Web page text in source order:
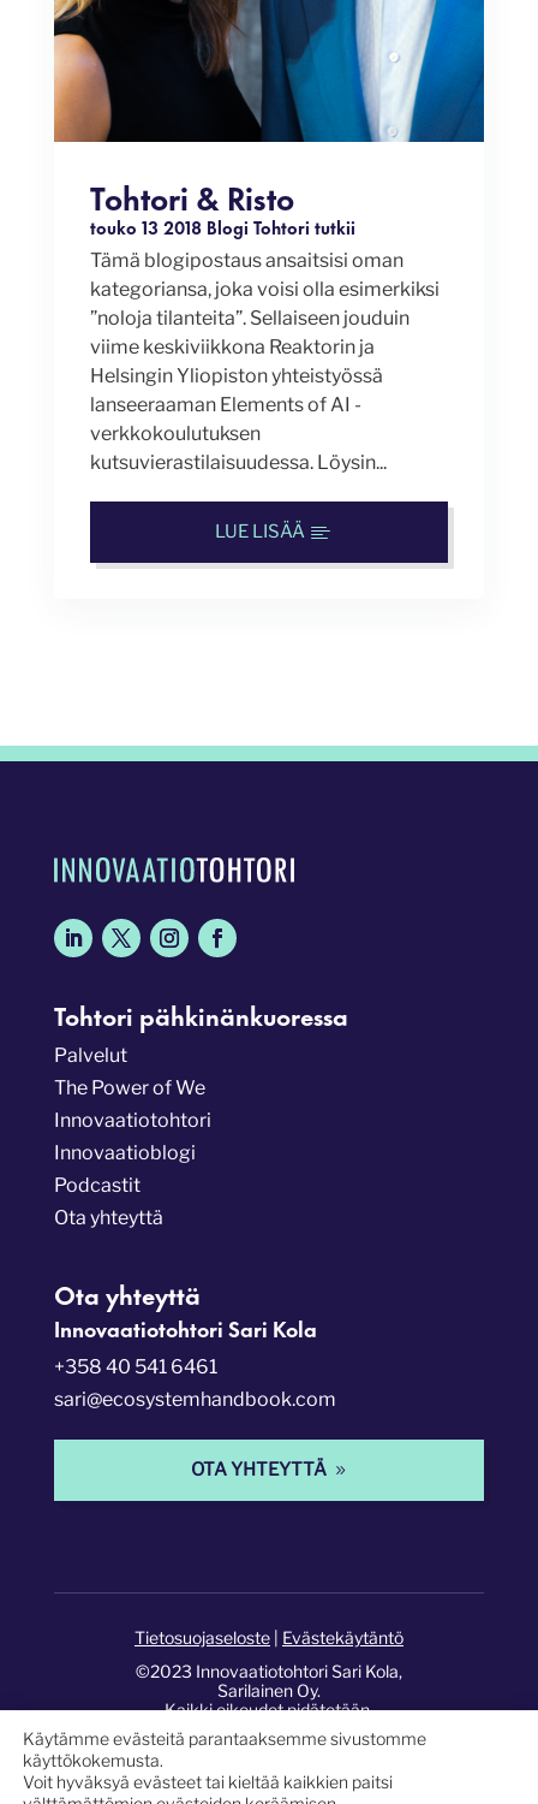
Tohtori & Risto
touko 13 2018 Blogi Tohtori tutkii
Tämä blogipostaus ansaitsisi oman
kategoriansa, joka voisi olla esimerkiksi
”noloja tilanteita”. Sellaiseen jouduin
viime keskiviikkona Reaktorin ja
Helsingin Yliopiston yhteistyössä
lanseeraaman Elements of AI -
verkkokoulutuksen
kutsuvierastilaisuudessa. Löysin...
LUE LISÄÄ
Tohtori pähkinänkuoressa
Palvelut
The Power of We
Innovaatiotohtori
Innovaatioblogi
Podcastit
Ota yhteyttä
Ota yhteyttä
Innovaatiotohtori Sari Kola
+358 40 541 6461
sari@ecosystemhandbook.com
OTA YHTEYTTÄ
©2023 Innovaatiotohtori Sari Kola,
Sarilainen Oy.
Kaikki oikeudet pidätetään.
Sivusto:Pixelwork Studios.
Tietosuojaseloste| Evästekäytäntö
Käytämme evästeitä parantaaksemme sivustomme
käyttökokemusta.
Voit hyväksyä evästeet tai kieltää kaikkien paitsi